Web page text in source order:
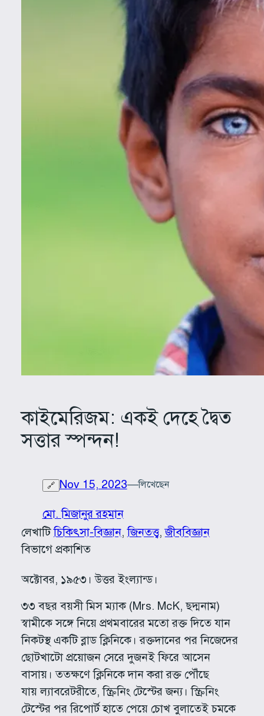
কাইমেরিজম: একই দেহে দ্বৈত
সত্তার স্পন্দন!
🔗 Nov 15, 2023—লিখেছেন
মো. মিজানুর রহমান
লেখাটিচিকিৎসা-বিজ্ঞান, জিনতত্ত্ব, জীববিজ্ঞান
বিভাগে প্রকাশিত
অক্টোবর, ১৯৫৩। উত্তর ইংল্যান্ড।
৩৩ বছর বয়সী মিস ম্যাক (Mrs. McK, ছদ্মনাম)
স্বামীকে সঙ্গে নিয়ে প্রথমবারের মতো রক্ত দিতে যান
নিকটস্থ একটি ব্লাড ক্লিনিকে। রক্তদানের পর নিজেদের
ছোটখাটো প্রয়োজন সেরে দুজনই ফিরে আসেন
বাসায়। ততক্ষণে ক্লিনিকে দান করা রক্ত পৌঁছে
যায় ল্যাবরেটরীতে, স্ক্রিনিং টেস্টের জন্য। স্ক্রিনিং
টেস্টের পর রিপোর্ট হাতে পেয়ে চোখ বুলাতেই চমকে